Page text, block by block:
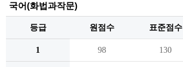
국어(화법과작문)
등급 원점수 표준점수
1 98 130